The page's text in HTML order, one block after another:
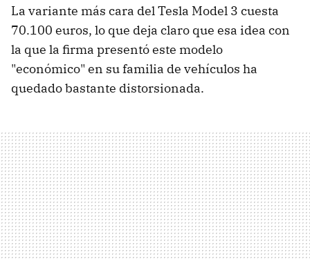
La variante más cara del Tesla Model 3 cuesta
70.100 euros, lo que deja claro que esa idea con
la que la firma presentó este modelo
"económico" en su familia de vehículos ha
quedado bastante distorsionada.